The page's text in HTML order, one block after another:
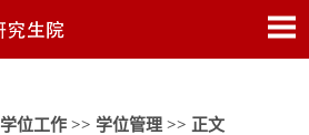
学位工作 >> 学位管理 >> 正文